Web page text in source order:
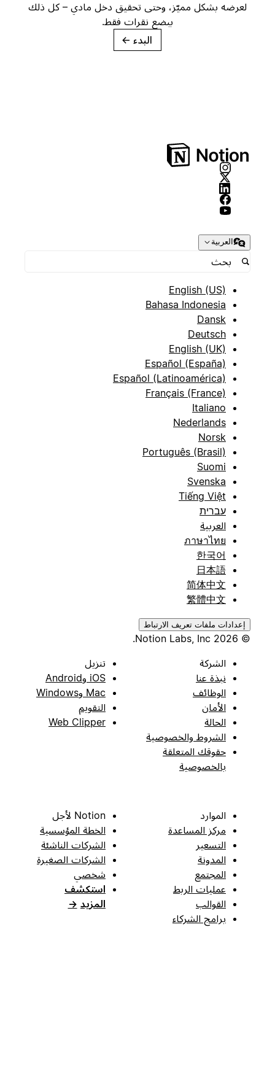
لعرضه بشكل مميّز، وحتى تحقيق دخل مادي – كل ذلك
ببضع نقرات فقط.
→
العربية
English (US)
Bahasa Indonesia
Dansk
Deutsch
English (UK)
Español (España)
Español (Latinoamérica)
Français (France)
Italiano
Nederlands
Norsk
Português (Brasil)
Suomi
Svenska
Tiếng Việt
עברית
العربية
ภาษาไทย
한국어
日本語
简体中文
繁體中文
إعدادات ملفات تعريف الارتباط
الشركة
نبذة عنا
الوظائف
الأمان
الحالة
الشروط والخصوصية
حقوقك المتعلقة
بالخصوصية
تنزيل
iOS وAndroid
Mac وWindows
التقويم
Web Clipper
الموارد
مركز المساعدة
التسعير
المدونة
المجتمع
عمليات الربط
القوالب
برامج الشركاء
Notion لأجل
الخطة المؤسسية
الشركات الناشئة
الشركات الصغيرة
شخصي
استكشف
المزيد →